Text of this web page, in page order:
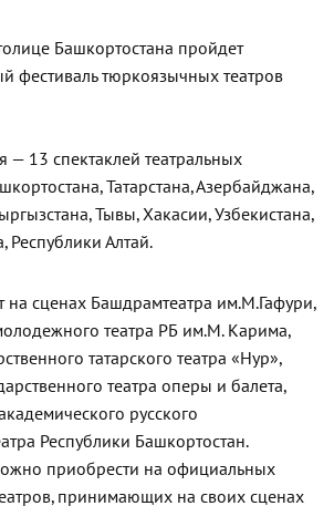
Башкортостана пройдет
фестиваль тюркоязычных театров
— 13 спектаклей театральных
Татарстана, Азербайджана,
Тывы, Хакасии, Узбекистана,
Республики Алтай.
на сценах Башдрамтеатра им.М.Гафури,
театра РБ им.М. Карима,
татарского театра «Нур»,
театра оперы и балета,
русского
Республики Башкортостан.
приобрести на официальных
принимающих на своих сценах